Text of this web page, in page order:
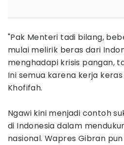
"Pak Menteri tadi bilang,
mulai melirik beras dari
menghadapi krisis pangan,
Ini semua karena kerja
Khofifah.
Ngawi kini menjadi contoh
di Indonesia dalam
nasional. Wapres Gibran